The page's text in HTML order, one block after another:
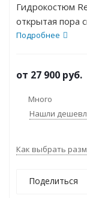
Гидрокостюм
открытая пора
Подробнее
от 27 900 руб.
Много
Нашли
Как выбрать
Поделиться